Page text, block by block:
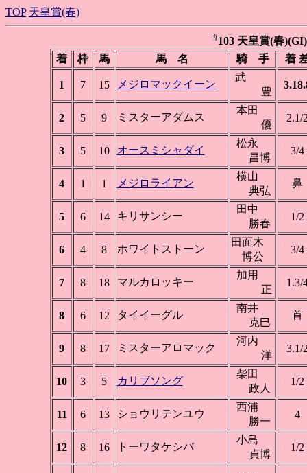
TOP 天皇賞(春)
#103 天皇賞(春
着
枠 馬 馬 名 騎 手 着
1 7 15 メジロマックイーン
武
豊
2 5 9 ミスターアダムス
本田
優
2.1/
3 5 10 オースミシャダイ
松永
昌博
3/4
4 1 1 メジロライアン
横山
典弘
鼻
5 6 14 キリサンシー
田中
勝春
1/2
6 4 8 ホワイトストーン
田面木
博公
3/4
7 8 18 マルカロッキー
加用
正
1.3/
8 6 12 タイイーグル
南井
克巳
首
9 8 17 ミスターアロマック
河内
洋
3.1/
10 3 5 カリブソング
柴田
政人
1/2
11 6 13 ショウリテンユウ
西浦
勝一
4
12 8 16 トーワタケシバ
小島
貞博
1/2